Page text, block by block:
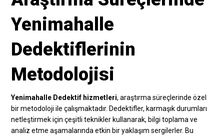
Yenimahalle
Dedektiflerinin
Metodolojisi
Yenimahalle Dedektif hizmetleri, araştırma süreçlerinde özel
bir metodoloji ile çalışmaktadır. Dedektifler, karmaşık durumları
netleştirmek için çeşitli teknikler kullanarak, bilgi toplama ve
analiz etme aşamalarında etkin bir yaklaşım sergilerler. Bu